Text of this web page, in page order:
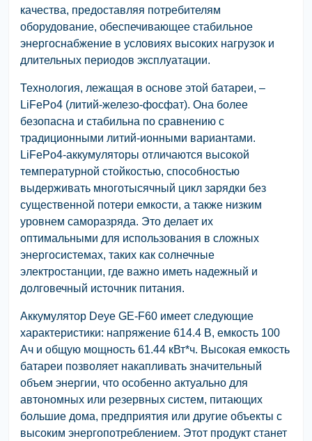
качества, предоставляя потребителям
оборудование, обеспечивающее стабильное
энергоснабжение в условиях высоких нагрузок и
длительных периодов эксплуатации.
Технология, лежащая в основе этой батареи, –
LiFePo4 (литий-железо-фосфат). Она более
безопасна и стабильна по сравнению с
традиционными литий-ионными вариантами.
LiFePo4-аккумуляторы отличаются высокой
температурной стойкостью, способностью
выдерживать многотысячный цикл зарядки без
существенной потери емкости, а также низким
уровнем саморазряда. Это делает их
оптимальными для использования в сложных
энергосистемах, таких как солнечные
электростанции, где важно иметь надежный и
долговечный источник питания.
Аккумулятор Deye GE-F60 имеет следующие
характеристики: напряжение 614.4 В, емкость 100
Ач и общую мощность 61.44 кВт*ч. Высокая емкость
батареи позволяет накапливать значительный
объем энергии, что особенно актуально для
автономных или резервных систем, питающих
большие дома, предприятия или другие объекты с
высоким энергопотреблением. Этот продукт станет